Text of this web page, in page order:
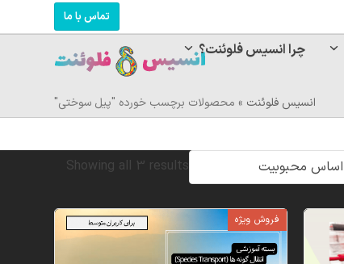
تماس با ما
چرا انسیس فلوئنت؟
انسیس فلوئنت » محصولات برچسب خورده "پیل سوختی"
Showing all 3 results
Sorted
popularity
فروش ویژه